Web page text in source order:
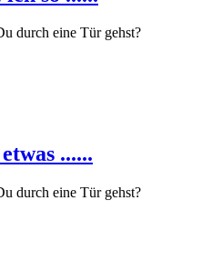
durch eine Tür gehst?
......
durch eine Tür gehst?